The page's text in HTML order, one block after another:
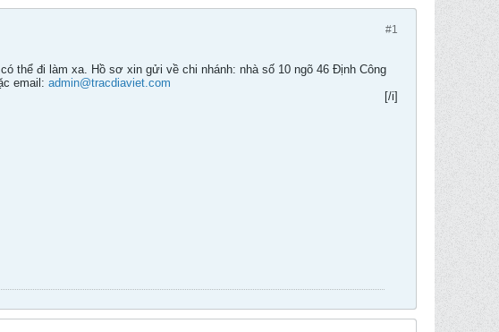
#1
thể đi làm xa. Hồ sơ xin gửi về chi nhánh: nhà số 10 ngõ 46 Định Công
email: admin@tracdiaviet.com
[/i]